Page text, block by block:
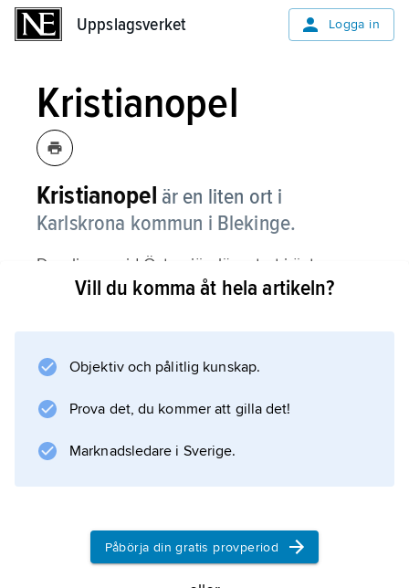
Uppslagsverket Logga in
Kristianopel
Kristianopel är en liten ort i
Karlskrona kommun i Blekinge.
Den ligger vid Östersjön längst ut i östra
Blekinge. På sommaren är det en populär
Information om artikeln
Vill du komma åt hela artikeln?
Objektiv och pålitlig kunskap.
Prova det, du kommer att gilla det!
Marknadsledare i Sverige.
Påbörja din gratis provperiod